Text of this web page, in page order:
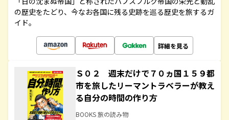
の歴史をたどり、今なお各国に残る史跡を巡る歴史を旅するガ
イド。
詳細を見る
Ｓ０２ 週末だけで７０ヵ国１５９都
市を旅したリーマントラベラーが教え
る自分の時間の作り方
BOOKS 旅の読み物